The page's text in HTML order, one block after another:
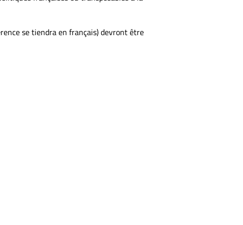
se tiendra en français) devront être